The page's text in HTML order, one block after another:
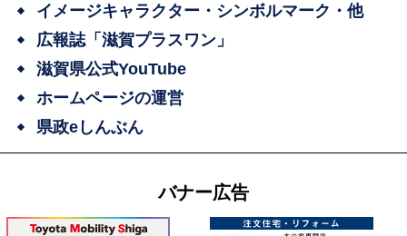
イメージキャラクター・シンボルマーク・他
広報誌「滋賀プラスワン」
滋賀県公式YouTube
ホームページの運営
県政eしんぶん
バナー広告